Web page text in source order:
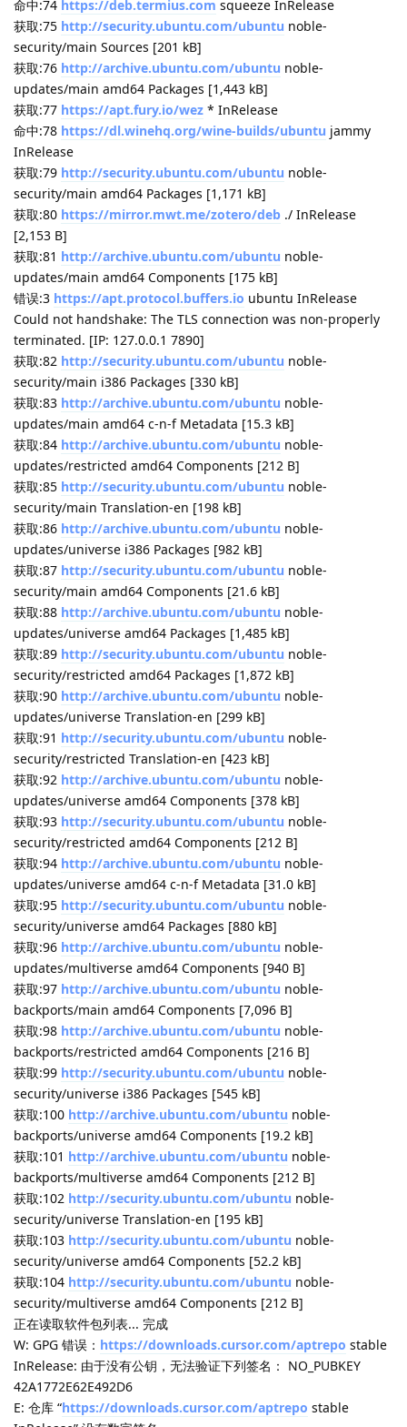
updates/main Translation-en [282 kB]
获取:35 https://mirrors.tuna.tsinghua.edu.cn/ubuntu
updates/main amd64 Components [175 kB]
获取:36 https://mirrors.tuna.tsinghua.edu.cn/ubuntu
updates/restricted amd64 Packages [1,957 kB]
获取:37 https://mirrors.tuna.tsinghua.edu.cn/ubuntu
updates/restricted Translation-en [441 kB]
获取:38http://security.ubuntu.com/ubuntu
security/universe Sources [320 kB]
获取:39https://mirrors.tuna.tsinghua.edu.cn/ubuntu
updates/restricted amd64 Components [212 B]
命中:40https://mirrors.tuna.tsinghua.edu.cn/linuxmint
Release
获取:41https://apt.0xe.meall InRelease [16.5 kB]
获取:43https://mirrors.tuna.tsinghua.edu.cn/ubuntunoble-
updates/universe amd64 Packages [1,485 kB]
错误:41https://apt.0xe.meall InRelease
下列签名无效： EXPKEYSIG 3C39B32FF09A23E3 Ethan Smith
ethan@ethanhs.me
获取:44 http://ddebs.ubuntu.comnoble-updates/main
amd64 Packages [398 kB]
获取:45 https://mirrors.tuna.tsinghua.edu.cn/ubuntu
updates/universe i386 Packages [982 kB]
获取:46 https://mirrors.tuna.tsinghua.edu.cn/ubuntu
updates/universe Translation-en [299 kB]
获取:47 https://mirrors.tuna.tsinghua.edu.cn/ubuntu
updates/universe amd64 Components [378 kB]
获取:48 https://mirrors.tuna.tsinghua.edu.cn/ubuntu
updates/multiverse amd64 Components [940 B]
获取:49 https://mirrors.tuna.tsinghua.edu.cn/ubuntu
backports/main amd64 Components [7,096 B]
获取:50 https://mirrors.tuna.tsinghua.edu.cn/ubuntu
backports/restricted amd64 Components [216 B]
获取:51 https://mirrors.tuna.tsinghua.edu.cn/ubuntu
backports/universe amd64 Components [19.2 kB]
获取:52 https://mirrors.tuna.tsinghua.edu.cn/ubuntu
backports/multiverse amd64 Components [212 B]
获取:53 https://mirrors.tuna.tsinghua.edu.cn/ubuntu
proposed/universe Sources [40.2 kB]
获取:54 https://mirrors.tuna.tsinghua.edu.cn/ubuntu
proposed/restricted Sources [34.9 kB]
获取:55 http://archive.ubuntu.com/ubuntu noble-backports
InRelease [126 kB]
获取:56 https://mirrors.tuna.tsinghua.edu.cn/ubuntu
proposed/main Sources [77.4 kB]
获取:57 https://mirrors.tuna.tsinghua.edu.cn/ubuntu
proposed/main i386 Packages [63.3 kB]
获取:58 https://mirrors.tuna.tsinghua.edu.cn/ubuntu
proposed/main amd64 Packages [390 kB]
获取:59 https://mirrors.tuna.tsinghua.edu.cn/ubuntu
proposed/main Translation-en [71.6 kB]
获取:60 https://mirrors.tuna.tsinghua.edu.cn/ubuntu
proposed/main amd64 Components [11.3 kB]
获取:61https://mirrors.tuna.tsinghua.edu.cn/ubuntu
proposed/restricted amd64 Packages [820 kB]
获取:62https://repo.steampowered.com/steamstable
InRelease [3,622 B]
获取:63https://mirrors.tuna.tsinghua.edu.cn/ubuntu
proposed/restricted Translation-en [194 kB]
获取:64https://mirrors.tuna.tsinghua.edu.cn/ubuntu
proposed/restricted amd64 Components [212 B]
获取:65https://mirrors.tuna.tsinghua.edu.cn/ubuntu
proposed/universe i386 Packages [41.4 kB]
获取:66https://mirrors.tuna.tsinghua.edu.cn/ubuntu
proposed/universe amd64 Packages [87.4 kB]
获取:67https://mirrors.tuna.tsinghua.edu.cn/ubuntunoble-
proposed/universe Translation-en [35.9 kB]
获取:68 https://mirrors.tuna.tsinghua.edu.cn/ubuntunoble-